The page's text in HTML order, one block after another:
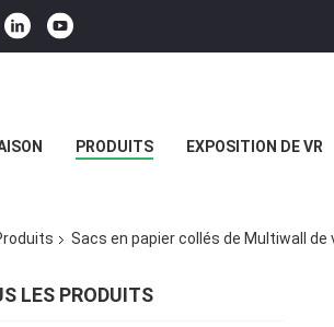
PRODUITS EXPOSITION DE VR
Sacs en papier collés de Multiwall de
LES PRODUITS